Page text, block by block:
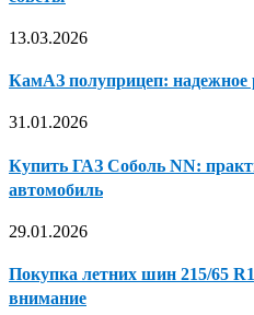
13.03.2026
КамАЗ полуприцеп: надежное
31.01.2026
Купить ГАЗ Соболь NN:
автомобиль
29.01.2026
Покупка летних шин 215/65
внимание